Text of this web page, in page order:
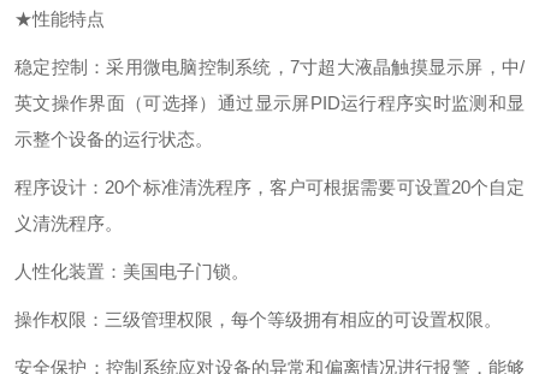
★性能特点
稳定控制：采用微电脑控制系统，7寸超大液晶触摸显示屏，中/
英文操作界面（可选择）通过显示屏PID运行程序实时监测和显
示整个设备的运行状态。
程序设计：20个标准清洗程序，客户可根据需要可设置20个自定
义清洗程序。
人性化装置：美国电子门锁。
操作权限：三级管理权限，每个等级拥有相应的可设置权限。
安全保护：控制系统应对设备的异常和偏离情况进行报警，能够